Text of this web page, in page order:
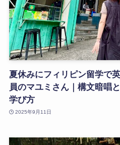
夏休みにフィリピン留学で
員のマユミさん｜構文暗唱
学び方
2025年9月11日